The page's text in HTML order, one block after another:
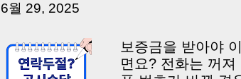
6월 29, 2025
보증금을 받아야
면요? 전화는 꺼